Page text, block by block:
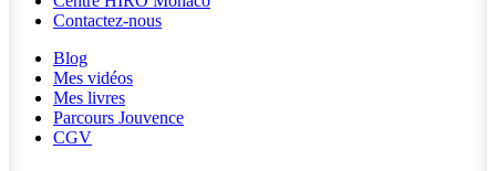
Contactez-nous
Blog
Mes vidéos
Mes livres
Parcours Jouvence
CGV